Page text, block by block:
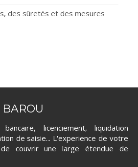
des sûretés et des mesures
BAROU
licenciement, liquidation
de saisie... L'experience de votre
couvrir une large étendue de